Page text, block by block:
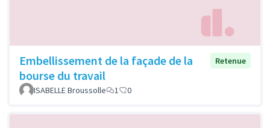
Embellissement de la façade de la
bourse du travail
Retenue
ISABELLE Broussolle 1 0